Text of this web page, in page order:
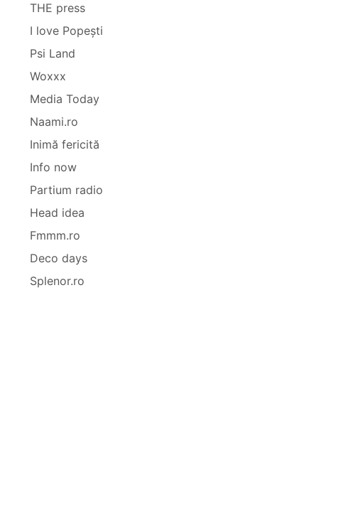
THE press
I love Popești
Psi Land
Woxxx
Media Today
Naami.ro
Inimă fericită
Info now
Partium radio
Head idea
Fmmm.ro
Deco days
Splenor.ro